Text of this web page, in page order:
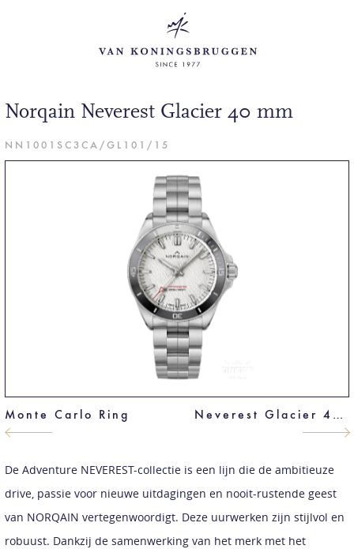
Norqain Neverest Glacier 40 mm
NN1001SC3CA/GL101/15
Monte Carlo Ring Neverest Glacier 40 mm Black & Gold
De Adventure NEVEREST-collectie is een lijn die de ambitieuze
drive, passie voor nieuwe uitdagingen en nooit-rustende geest
van NORQAIN vertegenwoordigt. Deze uurwerken zijn stijlvol en
robuust. Dankzij de samenwerking van het merk met het